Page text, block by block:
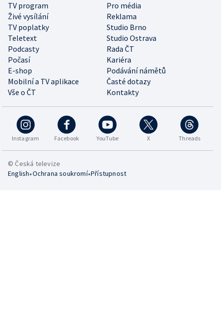
TV program
Pro média
Živé vysílání
Reklama
TV poplatky
Studio Brno
Teletext
Studio Ostrava
Podcasty
Rada ČT
Počasí
Kariéra
E-shop
Podávání námětů
Mobilní a TV aplikace
Časté dotazy
Vše o ČT
Kontakty
Instagram Facebook YouTube X Threads
© Česká televize
English•Ochrana soukromí•Přístupnost